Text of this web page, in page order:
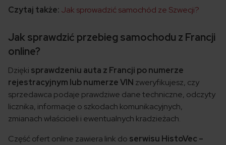
Czytaj także: Jak sprowadzić samochód ze Szwecji?
Jak sprawdzić przebieg samochodu z Francji
online?
Dzięki sprawdzeniu auta z Francji po numerze
rejestracyjnym lub numerze VIN zweryfikujesz, czy
sprzedawca podaje prawdziwe dane techniczne, odczyty
licznika, informacje o szkodach komunikacyjnych,
zmianach właścicieli i ewentualnych kradzieżach.
Część ofert online zawiera link do serwisu HistoVec –